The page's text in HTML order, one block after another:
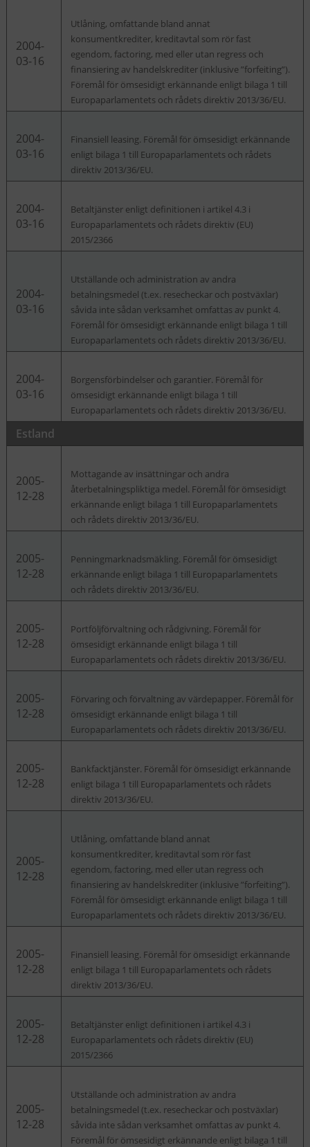
2004-
03-16
Utlåning, omfattande bland annat
konsumentkrediter, kreditavtal som rör fast
egendom, factoring, med eller utan regress och
finansiering av handelskrediter (inklusive ”forfeiting”).
Föremål för ömsesidigt erkännande enligt bilaga 1 till
Europaparlamentets och rådets direktiv 2013/36/EU.
2004-
03-16
Finansiell leasing. Föremål för ömsesidigt erkännande
enligt bilaga 1 till Europaparlamentets och rådets
direktiv 2013/36/EU.
2004-
03-16
Betaltjänster enligt definitionen i artikel 4.3 i
Europaparlamentets och rådets direktiv (EU)
2015/2366
2004-
03-16
Utställande och administration av andra
betalningsmedel (t.ex. resecheckar och postväxlar)
såvida inte sådan verksamhet omfattas av punkt 4.
Föremål för ömsesidigt erkännande enligt bilaga 1 till
Europaparlamentets och rådets direktiv 2013/36/EU.
2004-
03-16
Borgensförbindelser och garantier. Föremål för
ömsesidigt erkännande enligt bilaga 1 till
Europaparlamentets och rådets direktiv 2013/36/EU.
Estland
2005-
12-28
Mottagande av insättningar och andra
återbetalningspliktiga medel. Föremål för ömsesidigt
erkännande enligt bilaga 1 till Europaparlamentets
och rådets direktiv 2013/36/EU.
2005-
12-28
Penningmarknadsmäkling. Föremål för ömsesidigt
erkännande enligt bilaga 1 till Europaparlamentets
och rådets direktiv 2013/36/EU.
2005-
12-28
Portföljförvaltning och rådgivning. Föremål för
ömsesidigt erkännande enligt bilaga 1 till
Europaparlamentets och rådets direktiv 2013/36/EU.
2005-
12-28
Förvaring och förvaltning av värdepapper. Föremål för
ömsesidigt erkännande enligt bilaga 1 till
Europaparlamentets och rådets direktiv 2013/36/EU.
2005-
12-28
Bankfacktjänster. Föremål för ömsesidigt erkännande
enligt bilaga 1 till Europaparlamentets och rådets
direktiv 2013/36/EU.
2005-
12-28
Utlåning, omfattande bland annat
konsumentkrediter, kreditavtal som rör fast
egendom, factoring, med eller utan regress och
finansiering av handelskrediter (inklusive ”forfeiting”).
Föremål för ömsesidigt erkännande enligt bilaga 1 till
Europaparlamentets och rådets direktiv 2013/36/EU.
2005-
12-28
Finansiell leasing. Föremål för ömsesidigt erkännande
enligt bilaga 1 till Europaparlamentets och rådets
direktiv 2013/36/EU.
2005-
12-28
Betaltjänster enligt definitionen i artikel 4.3 i
Europaparlamentets och rådets direktiv (EU)
2015/2366
2005-
12-28
Utställande och administration av andra
betalningsmedel (t.ex. resecheckar och postväxlar)
såvida inte sådan verksamhet omfattas av punkt 4.
Föremål för ömsesidigt erkännande enligt bilaga 1 till